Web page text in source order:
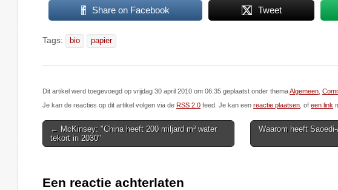
Share on Facebook Tweet
Tags: bio papier
Dit artikel werd toegevoegd op vrijdag 30 april 2010 om 06:35 geplaatst onder themaAlgemeen
Je kan de reacties op dit artikel volgen via de RSS 2.0 feed. Je kan een reactie plaatsen , of een link
Post
navigation
← McKinsey: "China heeft 200 miljard m³ water
tekort in 2030"
Waarom heeft
Een reactie achterlaten